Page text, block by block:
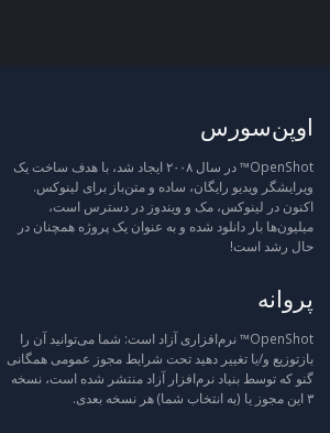
اوپن‌سورس
OpenShot™ در سال ۲۰۰۸ ایجاد شد، با هدف ساخت یک
ویرایشگر ویدیو رایگان، ساده و متن‌باز برای لینوکس.
اکنون در لینوکس، مک و ویندوز در دسترس است،
میلیون‌ها بار دانلود شده و به عنوان یک پروژه همچنان در
حال رشد است!
پروانه
OpenShot™ نرم‌افزاری آزاد است: شما می‌توانید آن را
بازتوزیع و/یا تغییر دهید تحت شرایط مجوز عمومی همگانی
گنو که توسط بنیاد نرم‌افزار آزاد منتشر شده است، نسخه
۳ این مجوز یا (به انتخاب شما) هر نسخه بعدی.